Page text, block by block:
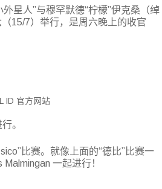
星人”与穆罕默德“柠檬”伊克桑（绰
15/7）举行，是周六晚上的收官
ID 官方网站
。
比赛。就像上面的“德比”比赛一
一起进行！